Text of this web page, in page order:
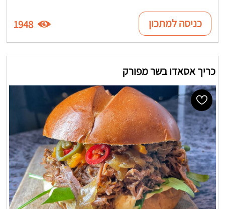
כניסה למתכון 1948
כריך אסאדו בשר מפורק